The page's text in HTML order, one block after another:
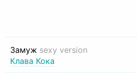
Замуж sexy version
Клава Кока